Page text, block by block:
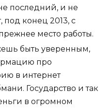
последний, и не
под конец 2013, с
место работы.
быть уверенным,
про
в интернет
Государство и так
в огромном